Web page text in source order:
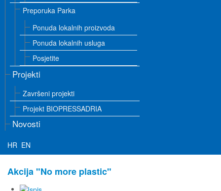
Preporuka Parka
Ponuda lokalnih proizvoda
Ponuda lokalnih usluga
Posjetite
Projekti
Završeni projekti
Projekt BIOPRESSADRIA
Novosti
HR EN
Akcija "No more plastic"